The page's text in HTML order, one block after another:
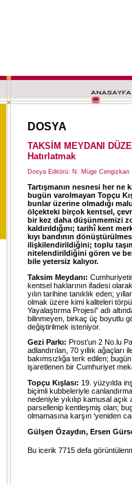
DOSYA
TAKSİM MEYDANI
Hatırlatmak
Dosya Editörü: N. Müge Cengizkan
Tartışmanın nesnesi her ne
bugün varolmayan Topçu
bunlar üzerine olmadığı
ölçekteki birçok kentsel,
bir kez daha düşünmemizi
kaldırıldığını; tarihî kent
kıyı bandının
ilişkilendirildiğini; toplu taşım
nitelendirildiğini gören ve
bile yetersiz kalıyor.
Taksim Meydanı:
kentsel haklarının ifadesi
yılın tarihine tanıklık eden;
olmak üzere kimi kaliteleri
Yayalaştırma Projesi” adı
bilinmeyen, birkaç üç boyutlu
değiştirilmek isteniyor.
Gezi Parkı: Prost’un 2 No.lu
adlandırılan, 70 yıllık
bakımsızlığa terk edilen;
işaretlenen bir Cumhuriyet
Topçu Kışlası: 19. yüzyılda
biçimli kubbeleriyle
nedeniyle yıkılıp kamusal
parsellenip kentleşmiş olan;
olmamasına karşın ‘yeniden
Gülşen Özaydın, Ersen
Bu icerik 7715 defa